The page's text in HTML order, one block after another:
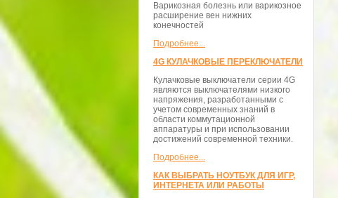
Варикозная болезнь или варикозное
расширение вен нижних
конечностей
Подробнее...
4G КУЛАЧКОВЫЕ ПЕРЕКЛЮЧАТЕЛИ
Кулачковые выключатели серии 4G
являются выключателями низкого
напряжения, разработанными с
учетом современных знаний в
области коммутационной
аппаратуры и при использовании
достижений современной техники.
Подробнее...
КАК ВЫБРАТЬ НОУТБУК ДЛЯ ИГР,
ИНТЕРНЕТА ИЛИ РАБОТЫ